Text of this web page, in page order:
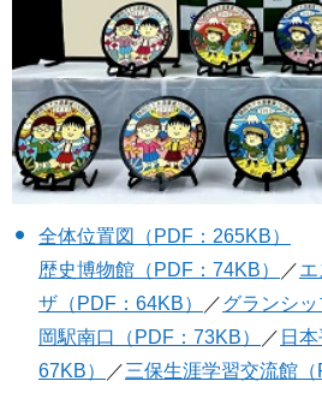
全体位置図（PDF：265KB）
歴史博物館（PDF：74KB）
／
ザ（PDF：64KB）
／グランシッ
岡駅南口（PDF：73KB）
／ 日
67KB）
／三保生涯学習交流館（